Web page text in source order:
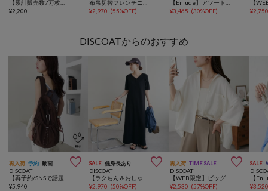
¥2,200
¥2,970 (55%OFF)
¥3,465 (30%OFF) ¥
DISCOATからのおすすめ
再入荷 予約 動画 
DISCOAT
【再予約/SNSで話題！/撥水/軽量】シアーリップバックパック
¥5,940
SALE 低身長あり 
DISCOAT
【ラクちん＆おしゃれ見え】リブピコレースヘンリーカット半袖ワンピース
¥2,970 (50%OFF)
再入荷 TIME SALE 
DISCOAT
【WEB限定】ビッグシャツ
¥2,530 (57%OFF)
SALE
¥